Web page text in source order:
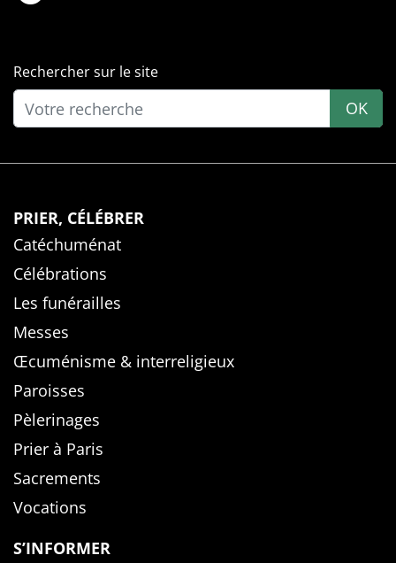
Rechercher sur le site
OK
PRIER, CÉLÉBRER
Catéchuménat
Célébrations
Les funérailles
Messes
Œcuménisme & interreligieux
Paroisses
Pèlerinages
Prier à Paris
Sacrements
Vocations
S’INFORMER